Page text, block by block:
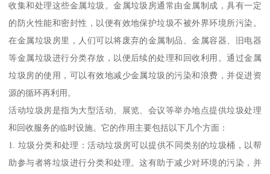
收集和处理这些金属垃圾。金属垃圾房通常由金属制成，具有一定
的防火性能和密封性，以便有效地保护垃圾不被外界环境所污染。
在金属垃圾房里，人们可以将废弃的金属制品、金属容器、旧电器
等金属垃圾进行分类存放，以便后续的处理和回收利用。通过金属
垃圾房的使用，可以有效地减少金属垃圾的污染和浪费，并促进资
源的循环再利用。
活动垃圾房是指为大型活动、展览、会议等举办地点提供垃圾处理
和回收服务的临时设施。它的作用主要包括以下几个方面：
1. 垃圾分类和处理：活动垃圾房可以提供不同类别的垃圾桶，以帮
助参与者将垃圾进行分类和处理。这有助于减少对环境的污染，并